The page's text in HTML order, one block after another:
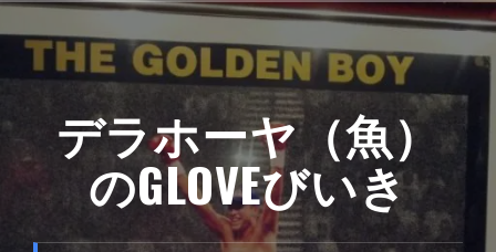
ン
デラホーヤ（魚）
のGLOVEびいき